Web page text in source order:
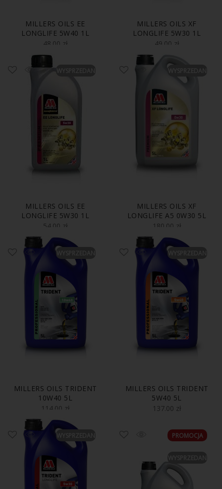
MILLERS OILS EE
LONGLIFE 5W40 1L
48.00 zł
MILLERS OILS XF
LONGLIFE 5W30 1L
49.00 zł
MILLERS OILS EE
LONGLIFE 5W30 1L
54.00 zł
MILLERS OILS XF
LONGLIFE A5 0W30 5L
180.00 zł
MILLERS OILS TRIDENT
10W40 5L
114.00 zł
MILLERS OILS TRIDENT
5W40 5L
137.00 zł
PROMOCJA